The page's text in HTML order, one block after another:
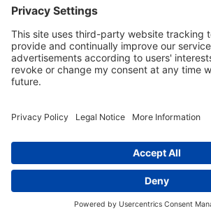
Öffentliche Verkehrsmittel:
Markt: Gonzenheim (U)
© 2023 k/c/e Marketing GmbH –